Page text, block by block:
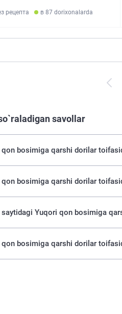
рецепта в 87 dorixonalarda
savollar
bosimiga qarshi dorilar
bosimiga qarshi dorilar
Yuqori qon bosimiga
bosimiga qarshi dorilar